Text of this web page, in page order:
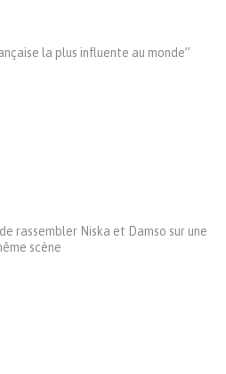
la plus influente au monde”
rassembler Niska et Damso sur une
scène